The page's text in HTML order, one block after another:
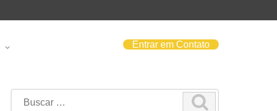
Entrar em Contato
Search